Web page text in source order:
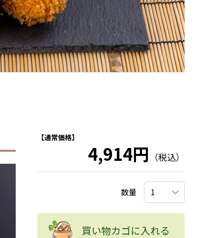
【通常価格】
4,914円 （税込）
数量
買い物カゴに入れる